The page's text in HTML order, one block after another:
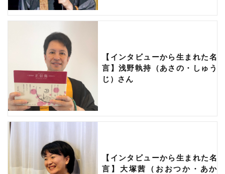
【インタビューから生まれた名
言】浅野執持（あさの・しゅう
じ）さん
【インタビューから生まれた名
言】大塚茜（おおつか・あか